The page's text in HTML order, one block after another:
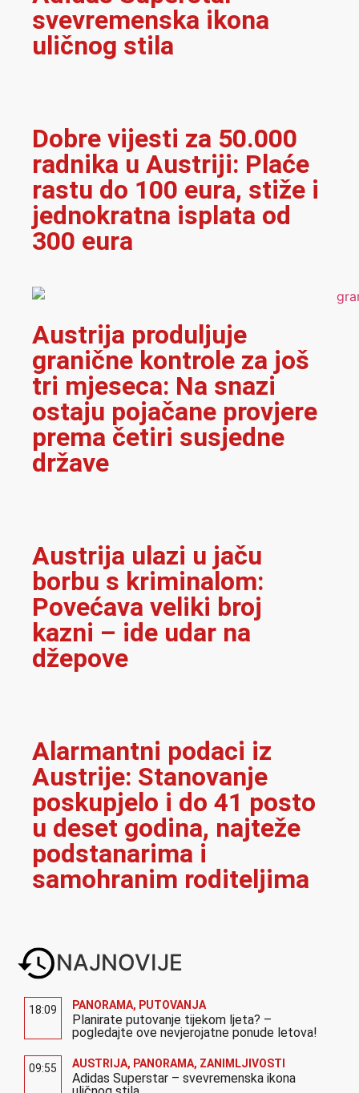
svevremenska ikona
uličnog stila
Dobre vijesti za 50.000
radnika u Austriji: Plaće
rastu do 100 eura, stiže i
jednokratna isplata od
300 eura
Austrija produljuje
granične kontrole za još
tri mjeseca: Na snazi
ostaju pojačane provjere
prema četiri susjedne
države
Austrija ulazi u jaču
borbu s kriminalom:
Povećava veliki broj
kazni – ide udar na
džepove
Alarmantni podaci iz
Austrije: Stanovanje
poskupjelo i do 41 posto
u deset godina, najteže
podstanarima i
samohranim roditeljima
NAJNOVIJE
18:09 PANORAMA, PUTOVANJA
Planirate putovanje tijekom ljeta? –
pogledajte ove nevjerojatne ponude letova!
09:55 AUSTRIJA, PANORAMA, ZANIMLJIVOSTI
Adidas Superstar – svevremenska ikona